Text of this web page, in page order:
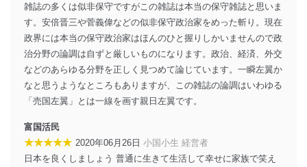
苦情及び相談受付け窓口
貴殿の個人情報及び当社の個人情報保護マネジメントシ
ステムに関するご相談及び苦情については以下までご連
絡ください。
適切、かつ迅速に対応させていただきます。
株式会社富士山マガジンサービス 個人情報問い合わせ
係
TEL：0570-200-223
FAX：03-5459-7073
e-mail：cs@fujisan.co.jp
雑誌の多くは似非保守ですがこの雑誌は本当の保守雑誌と思いま
す。安倍晋三や菅義偉などの似非保守政治家をめった斬り。現在
政界には本当の保守政治家はほんのひと握りしかいませんので政
治分野の論調は自ずと厳しいものになります。政治、経済、外交
などのあらゆる分野を正しく見つめて論じています。一瞬左翼か
なと思うようなところもありますが、この雑誌の論調はいわゆる
「売国左翼」とは一線を画す親日左翼です。
富国活民
★★★★★ 2020年06月26日 小国小生 経営者
日本を良くしましょう 普通に生きて生活して幸せに家族で笑え